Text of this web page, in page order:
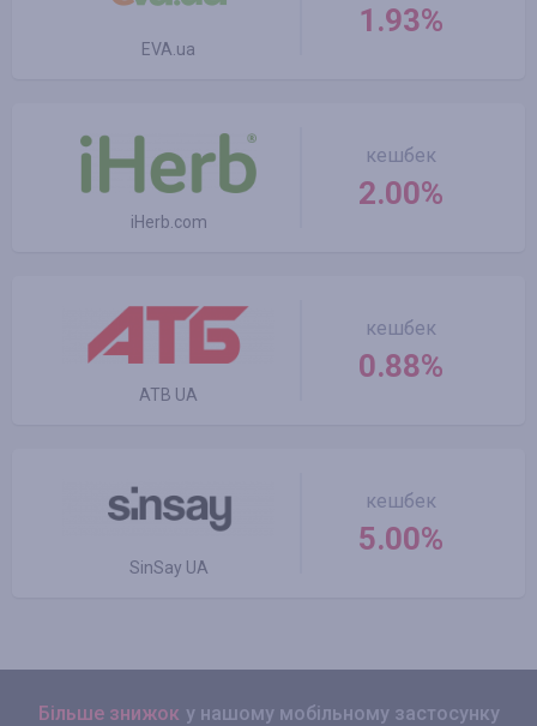
EVA.ua
1.93%
iHerb.com
кешбек
2.00%
ATB UA
кешбек
0.88%
SinSay UA
кешбек
5.00%
Більше знижок у нашому мобільному застосунку